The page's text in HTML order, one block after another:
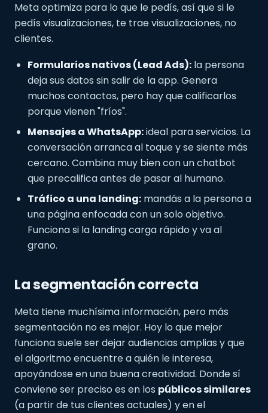
Meta optimiza para lo que le pedís, así que si le
pedís visualizaciones, te trae visualizaciones, no
clientes.
Formularios nativos (Lead Ads): la persona
deja sus datos sin salir de la app. Genera
muchos contactos, pero hay que calificarlos
porque vienen "fríos".
Mensajes a WhatsApp:ideal para servicios. La
conversación arranca al toque y se siente más
cercano. Combina muy bien con un chatbot
que precalifica antes de pasar al humano.
Tráfico a una landing: mandás a la persona a
una página enfocada con un solo objetivo.
Funciona si la landing carga rápido y va al
grano.
La segmentación correcta
Meta tiene muchísima información, pero más
segmentación no es mejor. Hoy lo que mejor
funciona suele ser dejar audiencias amplias y que
el algoritmo encuentre a quién le interesa,
apoyándose en una buena creatividad. Donde sí
conviene ser preciso es en los públicos similares
(a partir de tus clientes actuales) y en el